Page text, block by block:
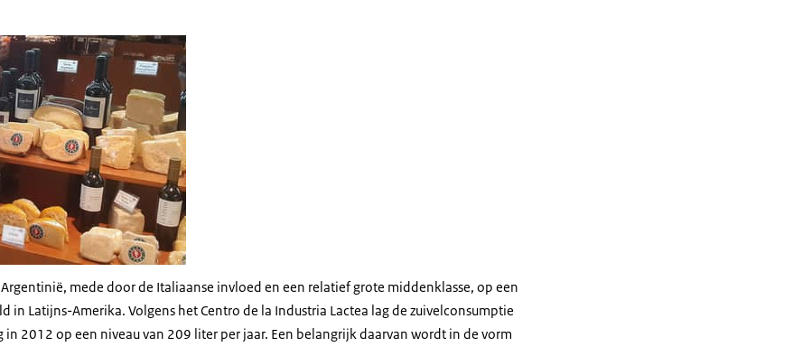
mede door de Italiaanse invloed en een relatief grote middenklasse, op een
in Latijns-Amerika. Volgens het Centro de la Industria Lactea lag de zuivelconsumptie
2012 op een niveau van 209 liter per jaar. Een belangrijk daarvan wordt in de vorm